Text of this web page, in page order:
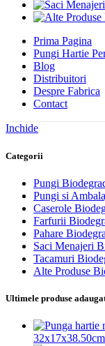
Prima Pagina
Pungi Hartie
Blog
Distribuitori
Despre Fabrica
Contact
Inchide
Categorii
Pungi
Pungi si
Caserole
Farfurii
Pahare
Saci Menajeri
Tacamuri
Alte Produse
Ultimele produse